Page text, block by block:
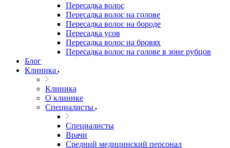
Пересадка волос
Пересадка волос на голове
Пересадка волос на бороде
Пересадка усов
Пересадка волос на бровях
Пересадка волос на голове в зоне рубцов
Блог
Клиника
Клиника
О клинике
Специалисты
Специалисты
Врачи
Средний медицинский персонал